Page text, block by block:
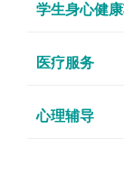
学生身心健康
医疗服务
心理辅导